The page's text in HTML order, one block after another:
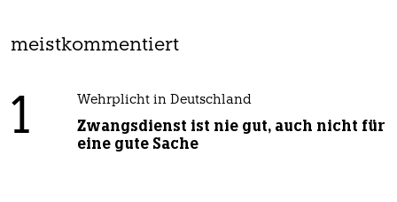
meistkommentiert
1 Wehrplicht in Deutschland
Zwangsdienst ist nie gut, auch nicht für
eine gute Sache